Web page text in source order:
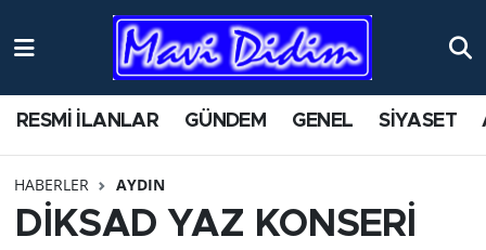
RESMİ İLANLAR GÜNDEM GENEL SİYASET
HABERLER AYDIN
DİKSAD YAZ KONSERİ
ANTİK YERLER
AYDIN
Nöbetçi Eczaneler
Namaz Vakitleri